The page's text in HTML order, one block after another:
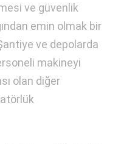
ve güvenlik
emin olmak bir
ve depolarda
makineyi
olan diğer